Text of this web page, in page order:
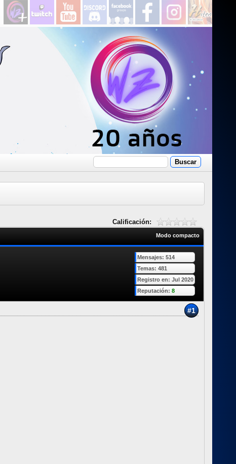
Calificación:
Modo compacto
Mensajes: 514
Temas: 481
Registro en: Jul 2020
Reputación: 8
#1